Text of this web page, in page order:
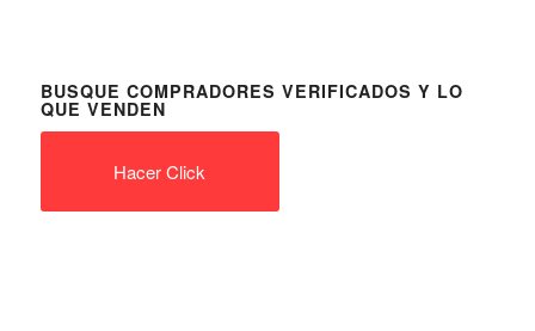
BUSQUE COMPRADORES VERIFICADOS Y LO
QUE VENDEN
Hacer Click